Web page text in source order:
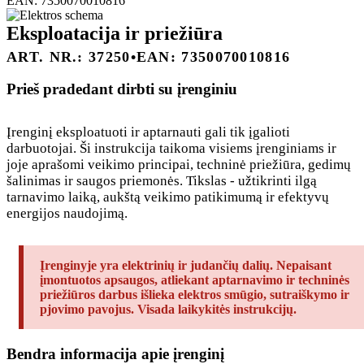
Eksploatacija ir priežiūra
ART. NR.: 37250•EAN: 7350070010816
Prieš pradedant dirbti su įrenginiu
Įrenginį eksploatuoti ir aptarnauti gali tik įgalioti
darbuotojai. Ši instrukcija taikoma visiems įrenginiams ir
joje aprašomi veikimo principai, techninė priežiūra, gedimų
šalinimas ir saugos priemonės. Tikslas - užtikrinti ilgą
tarnavimo laiką, aukštą veikimo patikimumą ir efektyvų
energijos naudojimą.
Įrenginyje yra elektrinių ir judančių dalių. Nepaisant
įmontuotos apsaugos, atliekant aptarnavimo ir techninės
priežiūros darbus išlieka elektros smūgio, sutraiškymo ir
pjovimo pavojus. Visada laikykitės instrukcijų.
Bendra informacija apie įrenginį